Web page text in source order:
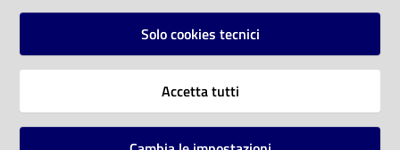
Vai alla pagina
Solo cookies tecnici
Accetta tutti